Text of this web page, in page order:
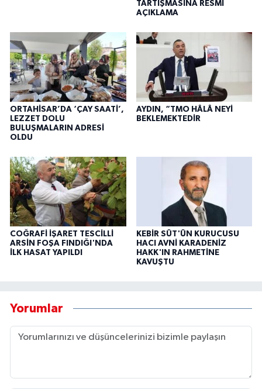
TARTIŞMASINA RESMÎ
AÇIKLAMA
ORTAHİSAR’DA ‘ÇAY SAATİ’,
LEZZET DOLU
BULUŞMALARIN ADRESİ
OLDU
AYDIN, “TMO HÂLÂ NEYİ
BEKLEMEKTEDİR
COĞRAFİ İŞARET TESCİLLİ
ARSİN FOŞA FINDIĞI'NDA
İLK HASAT YAPILDI
KEBİR SÜT'ÜN KURUCUSU
HACI AVNİ KARADENİZ
HAKK'IN RAHMETİNE
KAVUŞTU
Yorumlar